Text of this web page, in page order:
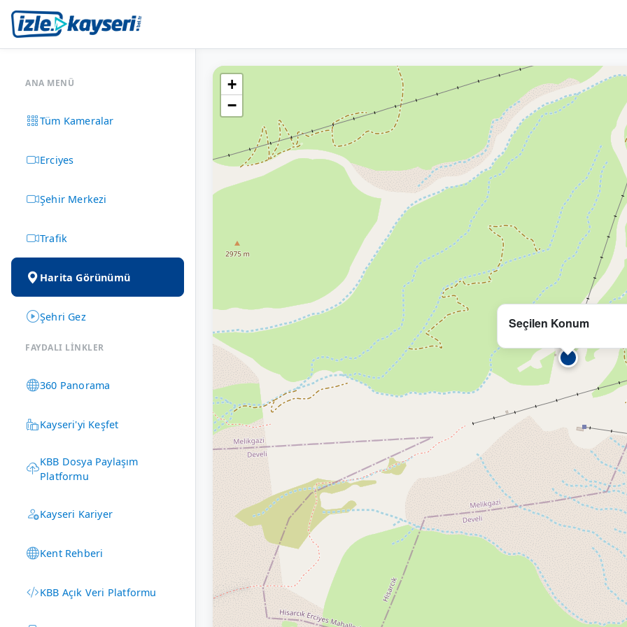
ANA MENÜ
Tüm Kameralar
Erciyes
Şehir Merkezi
Trafik
Harita Görünümü
Şehri Gez
FAYDALI LINKLER
360 Panorama
Kayseri'yi Keşfet
KBB Dosya Paylaşım
Platformu
Kayseri Kariyer
Kent Rehberi
KBB Açık Veri Platformu
Seçilen Konum
+
−